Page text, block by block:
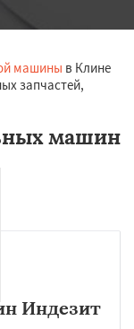
машины в Клине
запчастей,
машин
Индезит